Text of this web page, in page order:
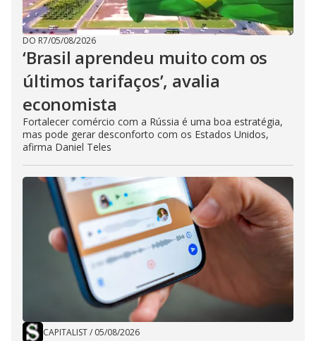
DO R7/05/08/2026
‘Brasil aprendeu muito com os
últimos tarifaços’, avalia
economista
Fortalecer comércio com a Rússia é uma boa estratégia,
mas pode gerar desconforto com os Estados Unidos,
afirma Daniel Teles
CAPITALIST/ 05/08/2026